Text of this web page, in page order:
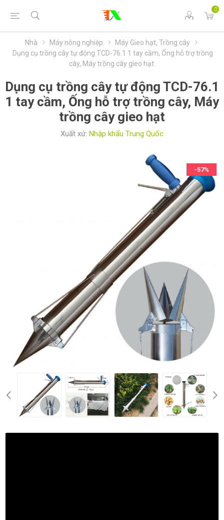
0
Nhà Máy nông nghiệp
Máy Gieo hạt, Trồng cây
Dụng cụ trồng cây tự động TCD-76.1 1 tay cầm, Ống hỗ trợ trồng
cây, Máy trồng cây gieo hạt
Dụng cụ trồng cây tự động TCD-76.1
1 tay cầm, Ống hỗ trợ trồng cây, Máy
trồng cây gieo hạt
Xuất xứ: Nhập khẩu Trung Quốc
-57%